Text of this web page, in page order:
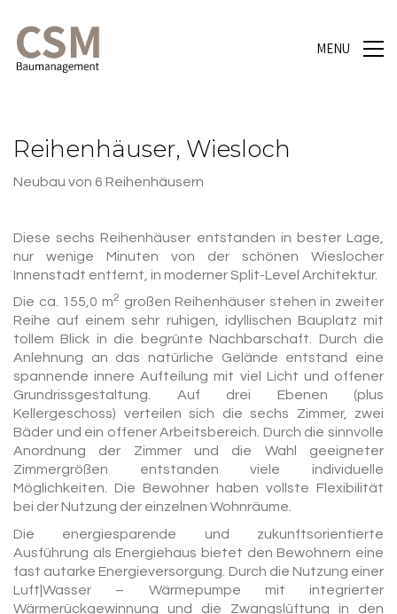
MENU
Reihenhäuser, Wiesloch
Neubau von 6 Reihenhäusern
Diese sechs Reihenhäuser entstanden in bester Lage,
nur wenige Minuten von der schönen Wieslocher
Innenstadt entfernt, in moderner Split-Level Architektur.
Die ca. 155,0 m2 großen Reihenhäuser stehen in zweiter
Reihe auf einem sehr ruhigen, idyllischen Bauplatz mit
tollem Blick in die begrünte Nachbarschaft. Durch die
Anlehnung an das natürliche Gelände entstand eine
spannende innere Aufteilung mit viel Licht und offener
Grundrissgestaltung. Auf drei Ebenen (plus
Kellergeschoss) verteilen sich die sechs Zimmer, zwei
Bäder und ein offener Arbeitsbereich. Durch die sinnvolle
Anordnung der Zimmer und die Wahl geeigneter
Zimmergrößen entstanden viele individuelle
Möglichkeiten. Die Bewohner haben vollste Flexibilität
bei der Nutzung der einzelnen Wohnräume.
Die energiesparende und zukunftsorientierte
Ausführung als Energiehaus bietet den Bewohnern eine
fast autarke Energieversorgung. Durch die Nutzung einer
Luft|Wasser – Wärmepumpe mit integrierter
Wärmerückgewinnung und die Zwangslüftung in den